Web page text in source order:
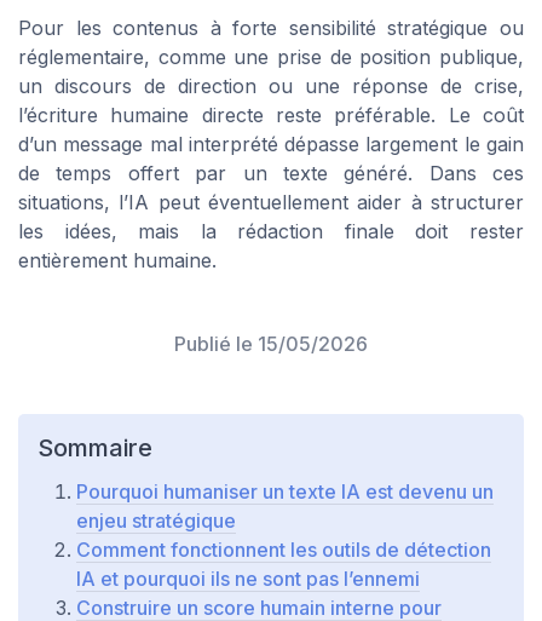
Pour les contenus à forte sensibilité stratégique ou
réglementaire, comme une prise de position publique,
un discours de direction ou une réponse de crise,
l’écriture humaine directe reste préférable. Le coût
d’un message mal interprété dépasse largement le gain
de temps offert par un texte généré. Dans ces
situations, l’IA peut éventuellement aider à structurer
les idées, mais la rédaction finale doit rester
entièrement humaine.
Publié le 15/05/2026
Sommaire
Pourquoi humaniser un texte IA est devenu un
enjeu stratégique
Comment fonctionnent les outils de détection
IA et pourquoi ils ne sont pas l’ennemi
Construire un score humain interne pour